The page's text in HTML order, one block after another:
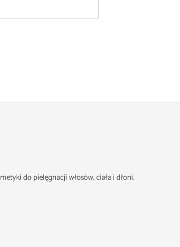
do pielęgnacji włosów, ciała i dłoni.